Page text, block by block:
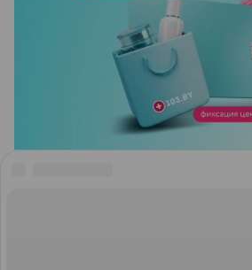
ЭФФЕКТИВНАЯ РЕКЛАМА